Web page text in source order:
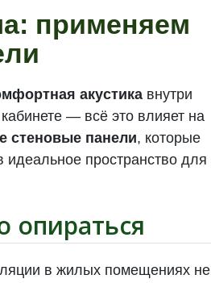
применяем
акустика внутри
— всё это влияет на
стеновые панели, которые
пространство для
опираться
в жилых помещениях не